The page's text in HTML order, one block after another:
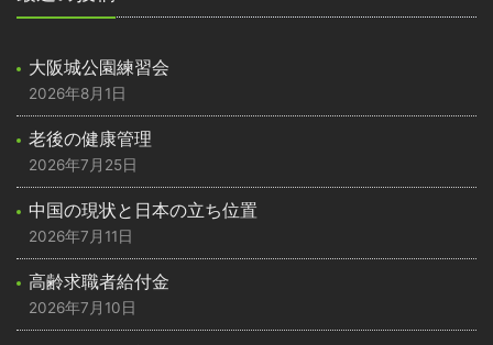
大阪城公園練習会
2026年8月1日
老後の健康管理
2026年7月25日
中国の現状と日本の立ち位置
2026年7月11日
高齢求職者給付金
2026年7月10日